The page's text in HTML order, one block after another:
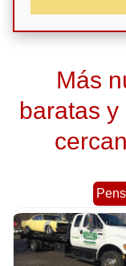
Más
baratas